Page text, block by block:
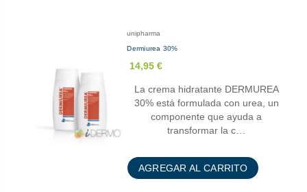
unipharma
Dermiurea 30%
14,95 €
La crema hidratante DERMUREA
30% está formulada con urea, un
componente que ayuda a
transformar la c…
AGREGAR AL CARRITO